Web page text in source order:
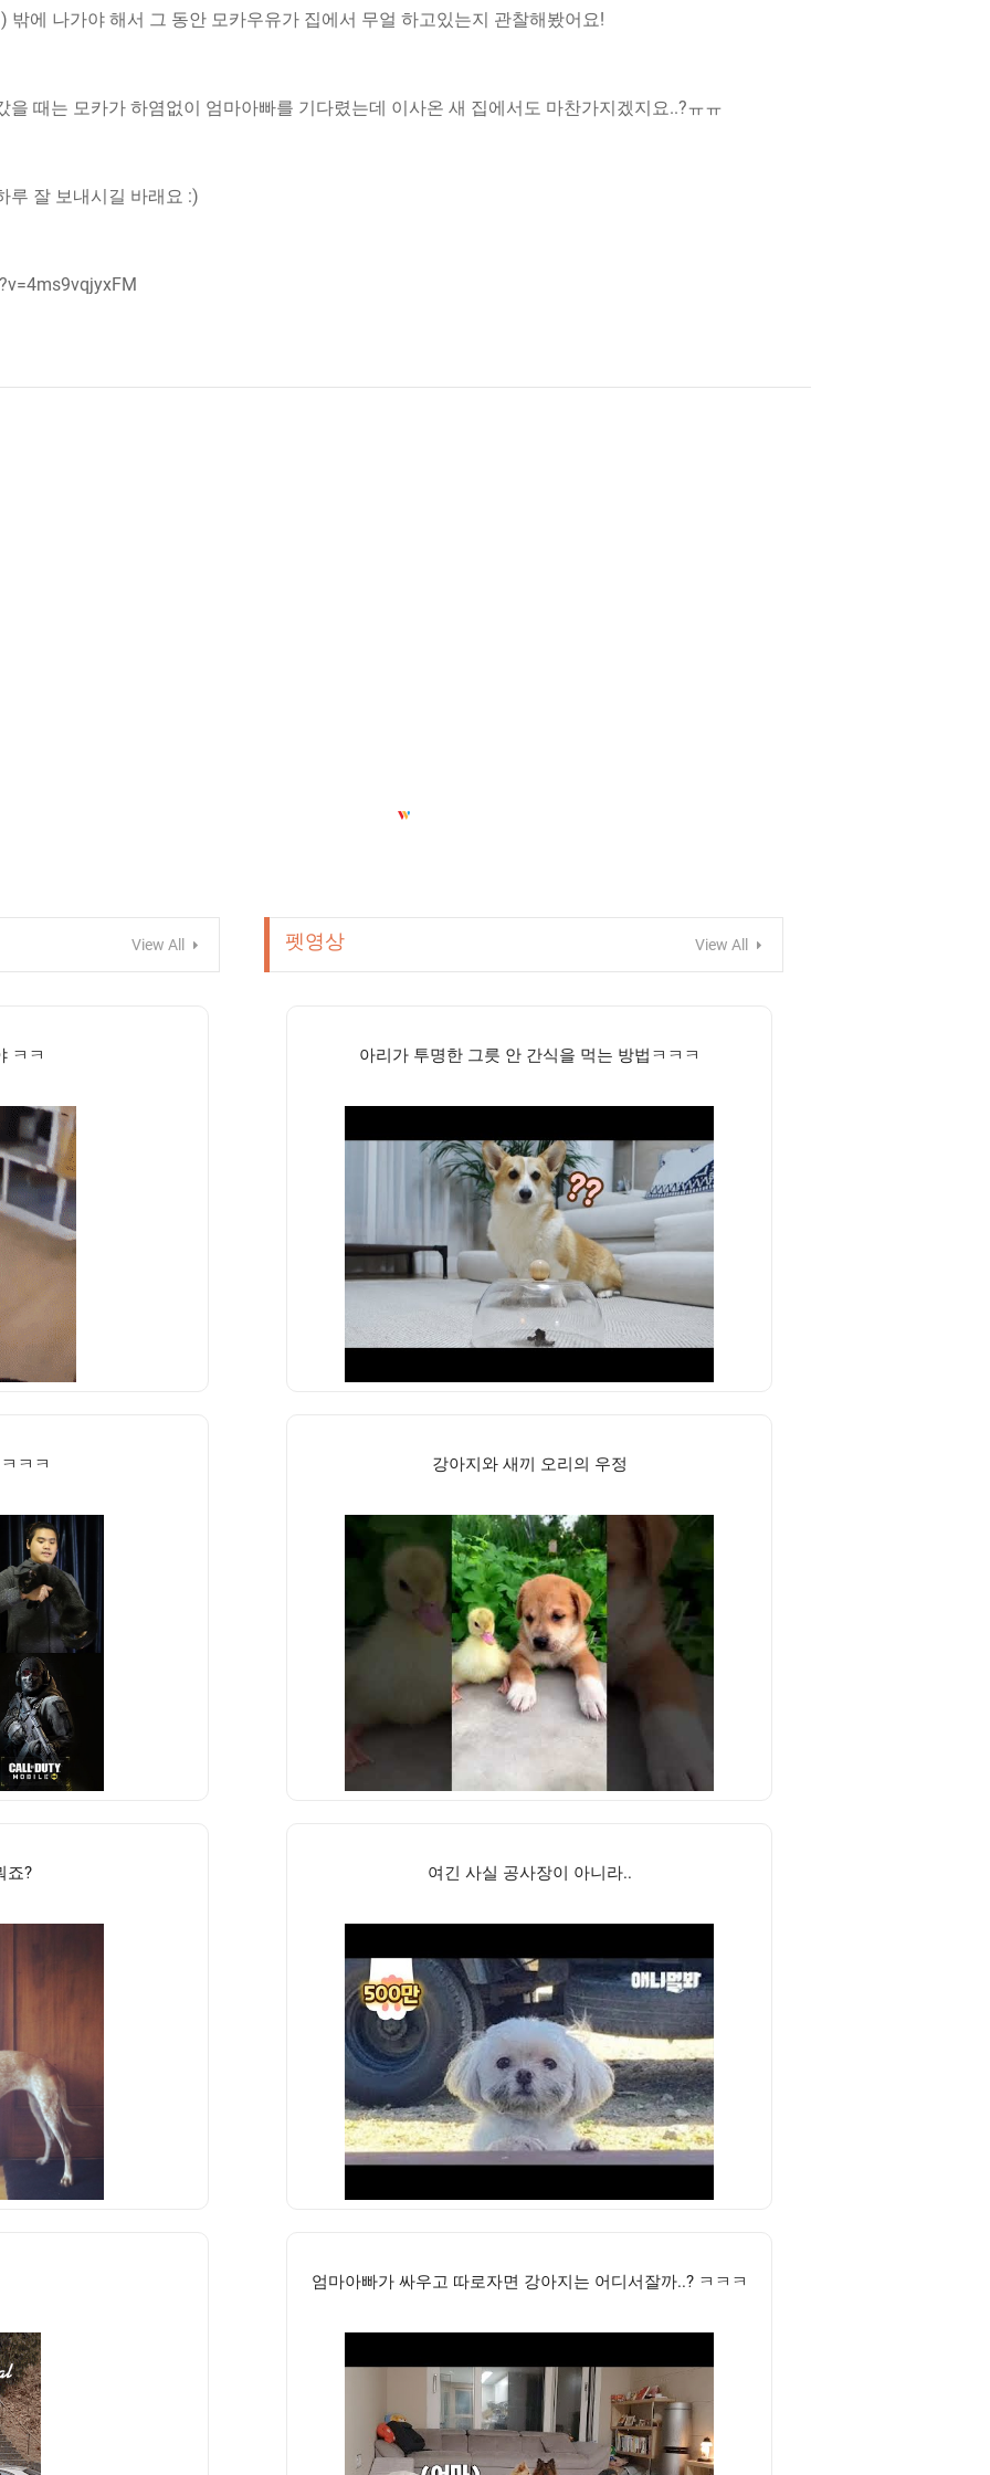
밖에 나가야 해서 그 동안 모카우유가 집에서 무얼 하고있는지 관찰해봤어요!
때는 모카가 하염없이 엄마아빠를 기다렸는데 이사온 새 집에서도 마찬가지겠지요..?ㅠㅠ
루 잘 보내시길 바래요 :)
View All
ㅋㅋ
ㅋㅋ
죠?
펫영상 View All
아리가 투명한 그릇 안 간식을 먹는 방법ㅋㅋㅋ
강아지와 새끼 오리의 우정
여긴 사실 공사장이 아니라..
엄마아빠가 싸우고 따로자면 강아지는 어디서잘까..? ㅋㅋㅋ